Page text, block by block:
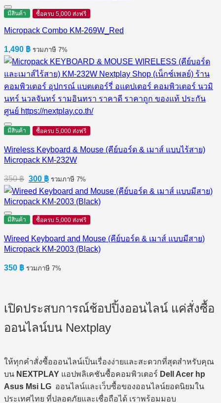
3,990 ฿.2,590 ฿.
มีสินค้า ซื้อครบ 5,000 ส่งฟรี
Micropack Combo KM-269W_Red
1,490 ฿ รวมภาษี 7%
มีสินค้า ซื้อครบ 5,000 ส่งฟรี
Wireless Keyboard & Mouse (คีย์บอร์ด & เมาส์ แบบไร้สาย)
Micropack KM-232W
350฿ Original
price
was:
350 ฿.
300 ฿Current
price
is:
300 ฿.
รวมภาษี 7%
มีสินค้า ซื้อครบ 5,000 ส่งฟรี
Wireed Keyboard and Mouse (คีย์บอร์ด & เมาส์ แบบมีสาย)
Micropack KM-2003 (Black)
350 ฿ รวมภาษี 7%
เปิดประสบการณ์ช้อปปิ้งออนไลน์ แค่สั่งซื้อ
ออนไลน์บน Nextplay
ให้ทุกคำสั่งซื้อออนไลน์เป็นเรื่องง่ายและสะดวกที่สุดสำหรับคุณ
บน NEXTPLAY แอปพลิเคชันซื้อคอมพิวเตอร์ Dell Acer hp
Asus Msi LG ออนไลน์และเว็บซื้อของออนไลน์ยอดนิยมใน
ประเทศไทย ที่ปลอดภัยและเชื่อถือได้ เราพร้อมมอบ